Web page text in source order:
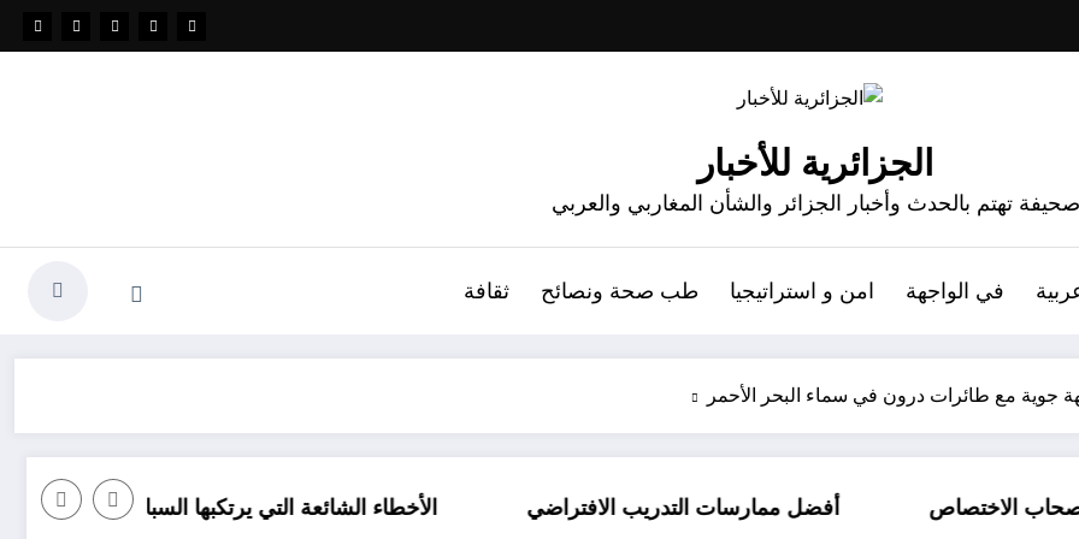
الجزائرية للأخبار
صحيفة تهتم بالحدث وأخبار الجزائر والشأن المغاربي والعربي
في الواجهة امن و استراتيجيا طب صحة ونصائح ثقافة
جوية مع طائرات درون في سماء البحر الأحمر
أفضل ممارسات التدريب الافتراضي الأخطاء الشائعة التي يرتكبها السباحون والغطاسون على